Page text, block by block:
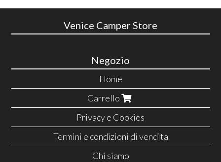
Venice Camper Store
Negozio
Home
Carrello
Privacy e Cookies
Termini e condizioni di vendita
Chi siamo